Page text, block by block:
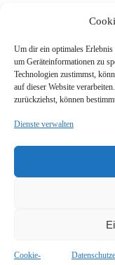
Um dir ein optimales
um Geräteinformationen zu
Technologien zustimmst,
auf dieser Website
zurückziehst, können
Dienste verwalten
Cookie-
Cookie-